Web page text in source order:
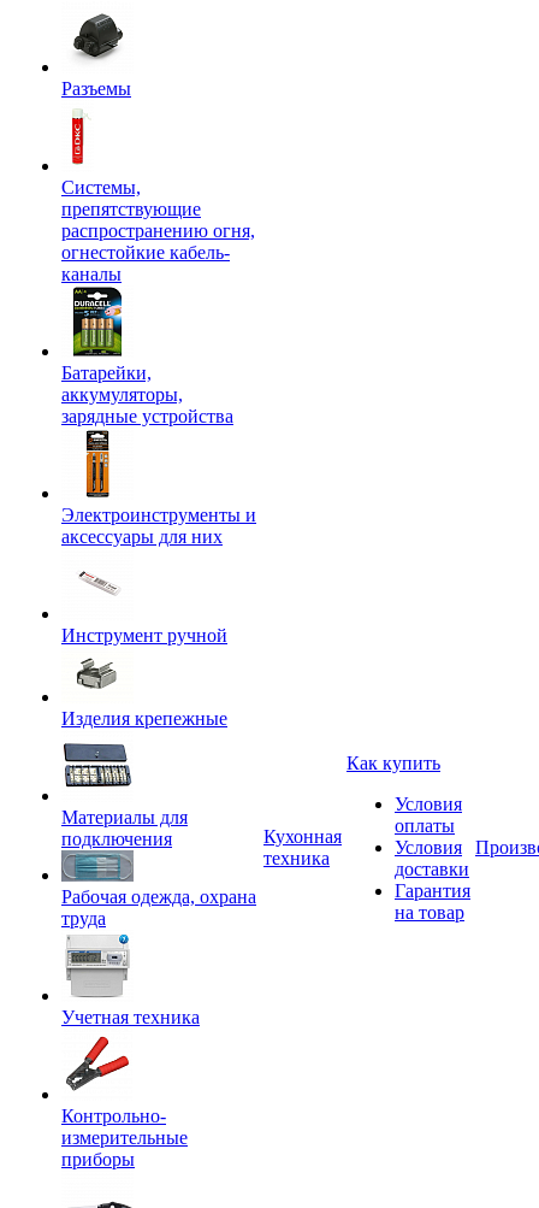
Разъемы
Системы,
препятствующие
распространению огня,
огнестойкие кабель-
каналы
Батарейки,
аккумуляторы,
зарядные устройства
Электроинструменты и
аксессуары для них
Инструмент ручной
Изделия крепежные
Материалы для
подключения
Рабочая одежда, охрана
труда
Учетная техника
Контрольно-
измерительные
приборы
Кухонная
техника
Как купить
Условия
оплаты
Условия
доставки
Гарантия
на товар